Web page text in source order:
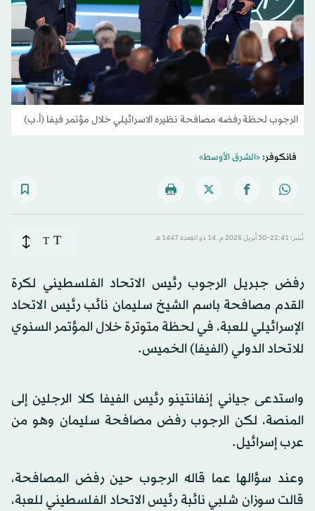
الرجوب لحظة رفضه مصافحة نظيره الاسرائيلي خلال مؤتمر فيفا (أ.ب)
فانكوفر:«الشرق الأوسط»
نُشر: 22:41-30 أبريل 2026 م ـ 14 ذو القِعدة 1447 هـ T
T
رفض جبريل الرجوب رئيس الاتحاد الفلسطيني لكرة
القدم مصافحة باسم الشيخ سليمان نائب رئيس الاتحاد
الإسرائيلي للعبة، في لحظة متوترة خلال المؤتمر السنوي
للاتحاد الدولي (الفيفا) الخميس.
واستدعى جياني إنفانتينو رئيس الفيفا كلا الرجلين إلى
المنصة، لكن الرجوب رفض مصافحة سليمان وهو من
عرب إسرائيل.
وعند سؤالها عما قاله الرجوب حين رفض المصافحة،
قالت سوزان شلبي نائبة رئيس الاتحاد الفلسطيني للعبة،